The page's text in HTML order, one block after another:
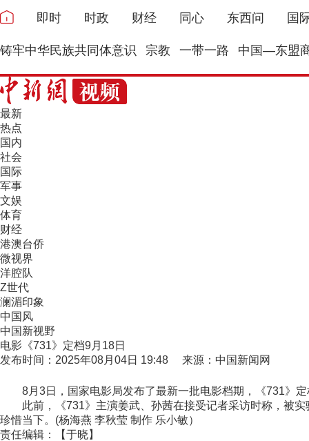
即时 时政 财经 同心 东西问 国
铸牢中华民族共同体意识 宗教 一带一路 中国—东盟
最新
热点
国内
社会
国际
军事
文娱
体育
财经
港澳台侨
微视界
洋腔队
Z世代
澜湄印象
中国风
中国新视野
电影《731》定档9月18日
发布时间：2025年08月04日 19:48 来源：中国新闻网
8月3日，国家电影局发布了最新一批电影档期，《731》定
此前，《731》主演姜武、孙茜在接受记者采访时称，被实
珍惜当下。(杨海燕 李秋莹 制作 乐小敏）
责任编辑：【于晓】